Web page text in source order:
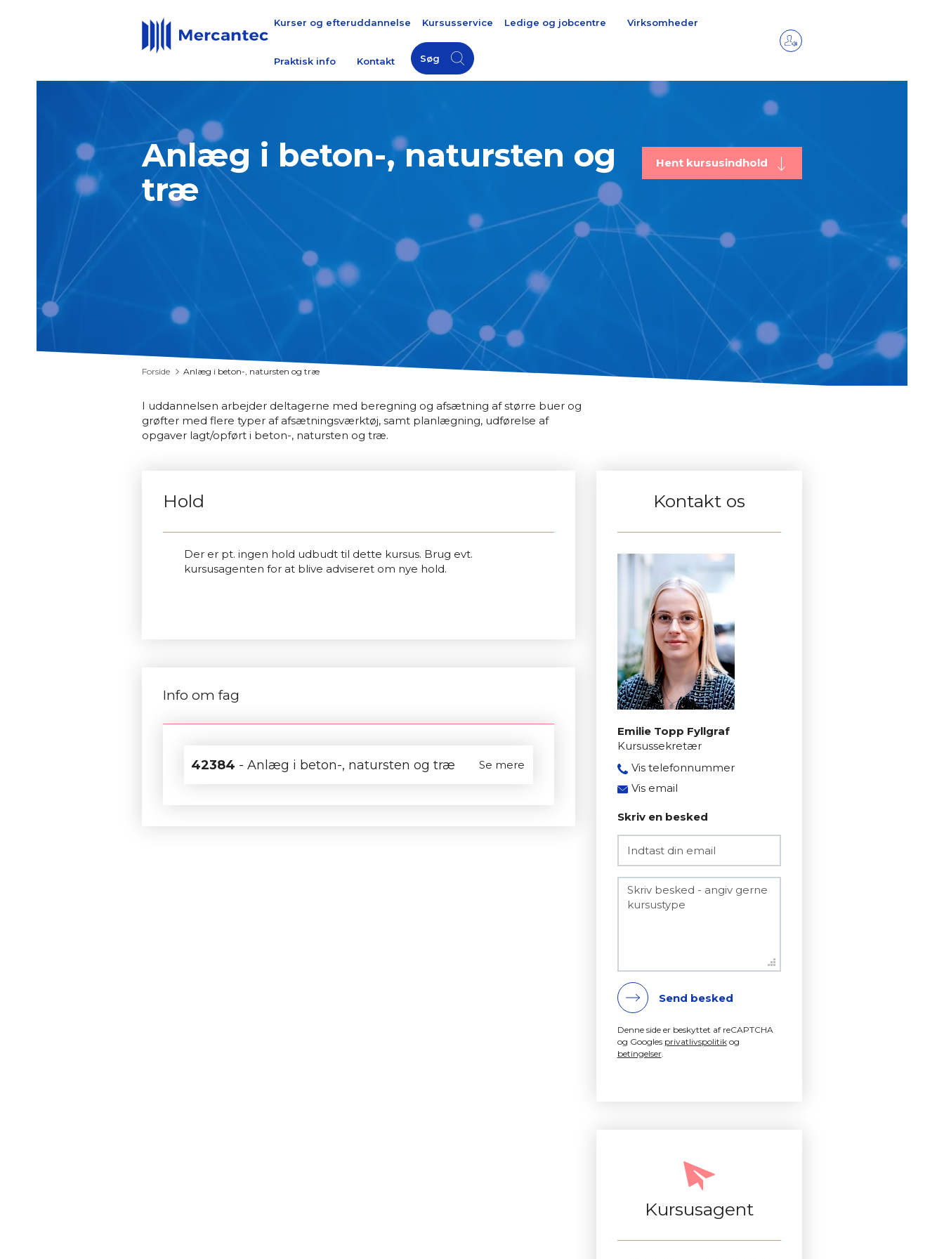
Kurser og efteruddannelse Kursusservice Ledige og jobcentre Virksomheder
Praktisk info Kontakt Søg
Anlæg i beton-, natursten og
træ
Hent kursusindhold
Forside Anlæg i beton-, natursten og træ
I uddannelsen arbejder deltagerne med beregning og afsætning af større buer og
grøfter med flere typer af afsætningsværktøj, samt planlægning, udførelse af
opgaver lagt/opført i beton-, natursten og træ.
Hold
Der er pt. ingen hold udbudt til dette kursus. Brug evt.
kursusagenten for at blive adviseret om nye hold.
Info om fag
42384 - Anlæg i beton-, natursten og træ Se mere
Kontakt os
Emilie Topp Fyllgraf
Kursussekretær
Vis telefonnummer
8950 3331
Vis email
emfy@mercantec.dk
Skriv en besked
Send besked
Denne side er beskyttet af reCAPTCHA
og Googles privatlivspolitikog
betingelser.
Kursusagent